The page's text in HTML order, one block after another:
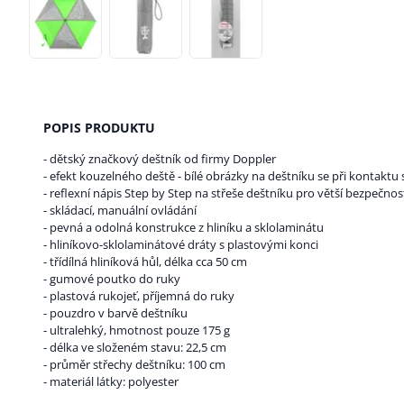
POPIS PRODUKTU
- dětský značkový deštník od firmy Doppler
- efekt kouzelného deště - bílé obrázky na deštníku se při kontaktu
- reflexní nápis Step by Step na střeše deštníku pro větší
- skládací, manuální ovládání
- pevná a odolná konstrukce z hliníku a sklolaminátu
- hliníkovo-sklolaminátové dráty s plastovými konci
- třídílná hliníková hůl, délka cca 50 cm
- gumové poutko do ruky
- plastová rukojeť, příjemná do ruky
- pouzdro v barvě deštníku
- ultralehký, hmotnost pouze 175 g
- délka ve složeném stavu: 22,5 cm
- průměr střechy deštníku: 100 cm
- materiál látky: polyester